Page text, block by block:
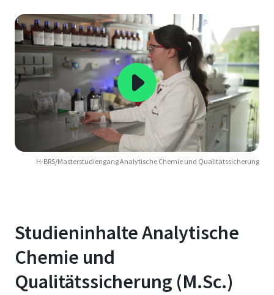
H-BRS/Masterstudiengang Analytische Chemie und Qualitätssicherung
Studieninhalte Analytische
Chemie und
Qualitätssicherung (M.Sc.)